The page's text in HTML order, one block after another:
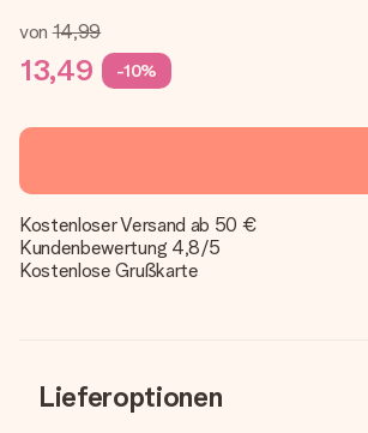
von 14,99
13,49 -10%
Kostenloser Versand ab 50 €
Kundenbewertung 4,8/5
Kostenlose Grußkarte
Lieferoptionen